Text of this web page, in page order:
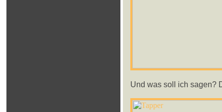
Und was soll ich sagen?